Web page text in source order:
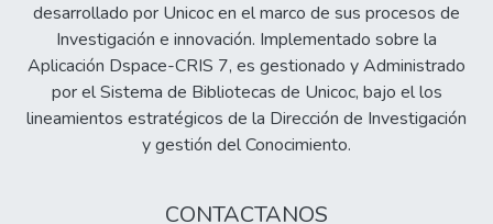
desarrollado por Unicoc en el marco de sus procesos de
Investigación e innovación. Implementado sobre la
Aplicación Dspace-CRIS 7, es gestionado y Administrado
por el Sistema de Bibliotecas de Unicoc, bajo el los
lineamientos estratégicos de la Dirección de Investigación
y gestión del Conocimiento.
CONTACTANOS